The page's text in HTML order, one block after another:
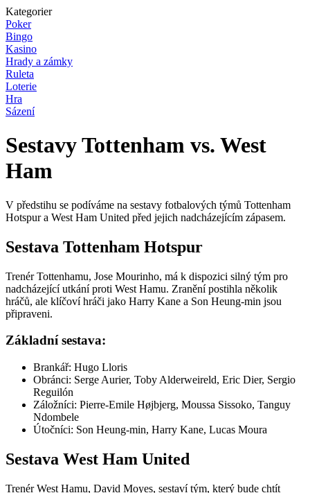
Kategorier
Poker
Bingo
Kasino
Hrady a zámky
Ruleta
Loterie
Hra
Sázení
Sestavy Tottenham vs. West
Ham
V předstihu se podíváme na sestavy fotbalových týmů Tottenham
Hotspur a West Ham United před jejich nadcházejícím zápasem.
Sestava Tottenham Hotspur
Trenér Tottenhamu, Jose Mourinho, má k dispozici silný tým pro
nadcházející utkání proti West Hamu. Zranění postihla několik
hráčů, ale klíčoví hráči jako Harry Kane a Son Heung-min jsou
připraveni.
Základní sestava:
Brankář: Hugo Lloris
Obránci: Serge Aurier, Toby Alderweireld, Eric Dier, Sergio
Reguilón
Záložníci: Pierre-Emile Højbjerg, Moussa Sissoko, Tanguy
Ndombele
Útočníci: Son Heung-min, Harry Kane, Lucas Moura
Sestava West Ham United
Trenér West Hamu, David Moyes, sestaví tým, který bude chtít